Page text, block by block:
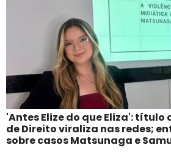
'Antes Elize do que Eliza': título
de Direito viraliza nas redes;
sobre casos Matsunaga e